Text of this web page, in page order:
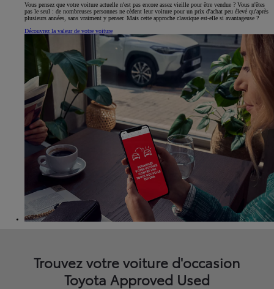
Vous pensez que votre voiture actuelle n'est pas encore assez vieille pour être vendue ? Vous n'êtes
pas le seul : de nombreuses personnes ne cèdent leur voiture pour un prix d'achat peu élevé qu'après
plusieurs années, sans vraiment y penser. Mais cette approche classique est-elle si avantageuse ?
Découvrez la valeur de votre voiture
Trouvez votre voiture d'occasion
Toyota Approved Used